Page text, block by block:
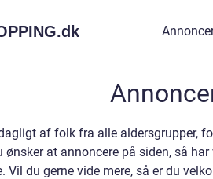
dk
af folk fra alle aldersgrupper,
ønsker at annoncere på siden, så
Vil du gerne vide mere, så er du